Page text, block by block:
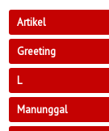
Artikel
Greeting
L
Manunggal